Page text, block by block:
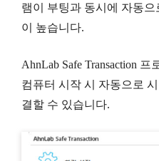
램이 부팅과 동시에 자동
이 높습니다.
AhnLab Safe Transaction
컴퓨터 시작 시 자동으로
결할 수 있습니다.